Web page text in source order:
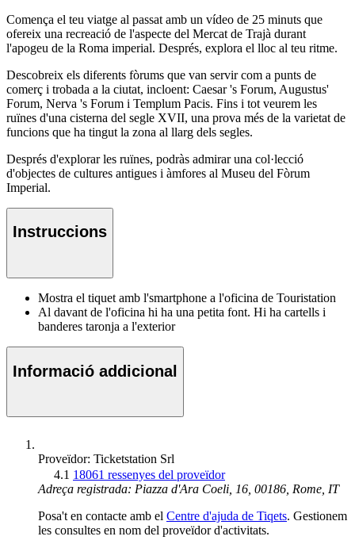
Comença el teu viatge al passat amb un vídeo de 25 minuts que
ofereix una recreació de l'aspecte del Mercat de Trajà durant
l'apogeu de la Roma imperial. Després, explora el lloc al teu ritme.
Descobreix els diferents fòrums que van servir com a punts de
comerç i trobada a la ciutat, incloent: Caesar 's Forum, Augustus'
Forum, Nerva 's Forum i Templum Pacis. Fins i tot veurem les
ruïnes d'una cisterna del segle XVII, una prova més de la varietat de
funcions que ha tingut la zona al llarg dels segles.
Després d'explorar les ruïnes, podràs admirar una col·lecció
d'objectes de cultures antigues i àmfores al Museu del Fòrum
Imperial.
Instruccions
Mostra el tiquet amb l'smartphone a l'oficina de Touristation
Al davant de l'oficina hi ha una petita font. Hi ha cartells i
banderes taronja a l'exterior
Informació addicional
Proveïdor: Ticketstation Srl
4.1 18061 ressenyes del proveïdor
Adreça registrada: Piazza d'Ara Coeli, 16, 00186, Rome, IT
Posa't en contacte amb el Centre d'ajuda de Tiqets. Gestionem
les consultes en nom del proveïdor d'activitats.